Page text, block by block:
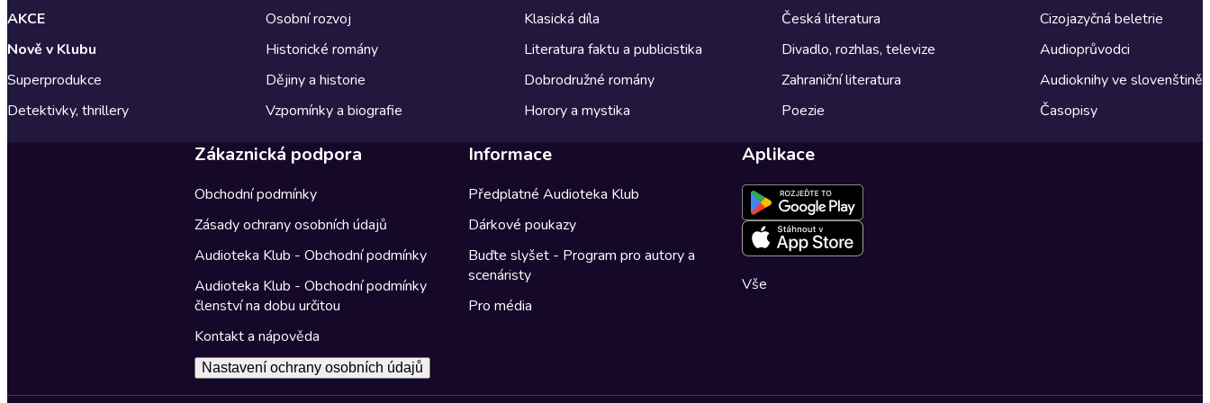
AKCE
Nově v Klubu
Superprodukce
Detektivky, thrillery
Osobní rozvoj
Historické romány
Dějiny a historie
Vzpomínky a biografie
Klasická díla
Literatura faktu a publicistika
Dobrodružné romány
Horory a mystika
Česká literatura
Divadlo, rozhlas, televize
Zahraniční literatura
Poezie
Cizojazyčná beletrie
Audioprůvodci
Audioknihy ve slovenštině
Časopisy
Zákaznická podpora
Obchodní podmínky
Zásady ochrany osobních údajů
Audioteka Klub - Obchodní podmínky
Audioteka Klub - Obchodní podmínky
členství na dobu určitou
Kontakt a nápověda
Nastavení ochrany osobních údajů
Informace
Předplatné Audioteka Klub
Dárkové poukazy
Buďte slyšet - Program pro autory a
scenáristy
Pro média
Aplikace
Vše